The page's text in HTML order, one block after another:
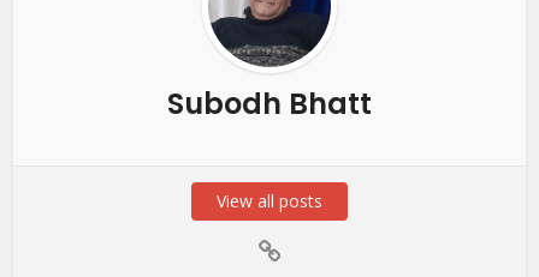
Subodh Bhatt
View all posts